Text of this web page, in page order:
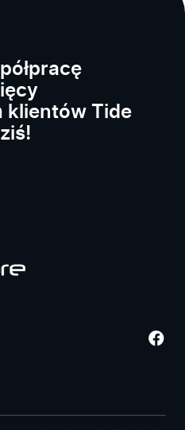
klientów Tide